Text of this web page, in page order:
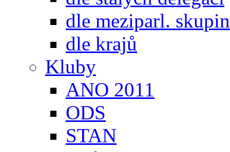
dle meziparl. skupin
dle krajů
Kluby
ANO 2011
ODS
STAN